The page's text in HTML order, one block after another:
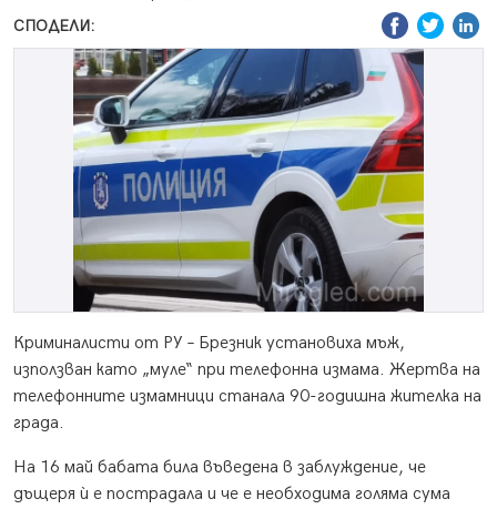
СПОДЕЛИ:
Криминалисти от РУ – Брезник установиха мъж,
използван като „муле“ при телефонна измама. Жертва на
телефонните измамници станала 90-годишна жителка на
града.
На 16 май бабата била въведена в заблуждение, че
дъщеря ѝ е пострадала и че е необходима голяма сума